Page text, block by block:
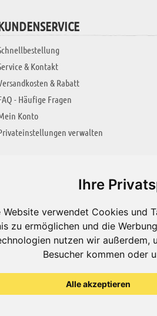
Ihre
Website verwendet Cookies und
zu ermöglichen und die
nutzen wir außerdem,
Besucher kommen oder
Alle akzeptieren
& Kontakt
& Rabatt
- Häufige Fragen
Konto
verwalten